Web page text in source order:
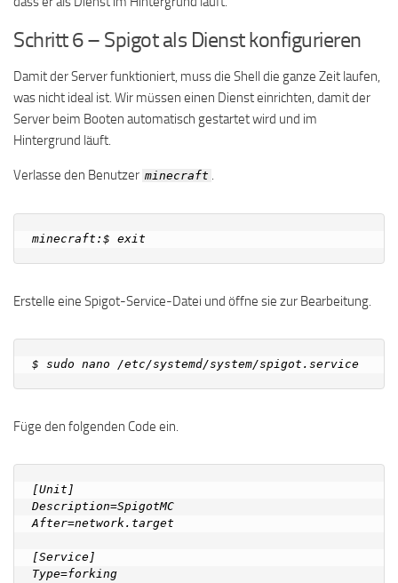
Schritt 6 – Spigot als Dienst konfigurieren
Damit der Server funktioniert, muss die Shell die ganze Zeit laufen,
was nicht ideal ist. Wir müssen einen Dienst einrichten, damit der
Server beim Booten automatisch gestartet wird und im
Hintergrund läuft.
Verlasse den Benutzer minecraft .
Erstelle eine Spigot-Service-Datei und öffne sie zur Bearbeitung.
Füge den folgenden Code ein.
[Unit]
Description=SpigotMC
After=network.target
[Service]
Type=forking